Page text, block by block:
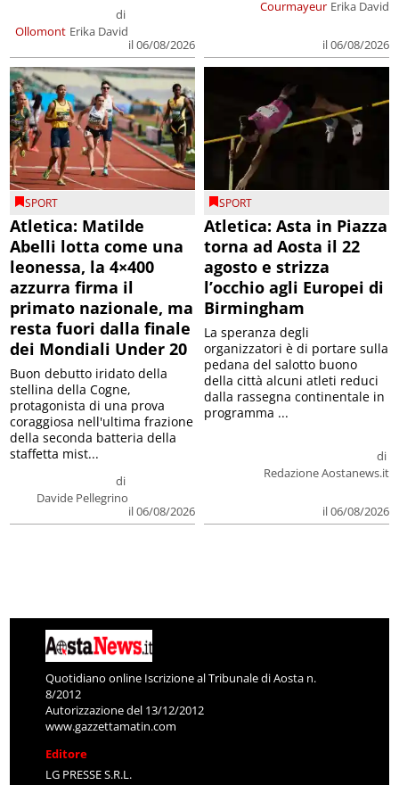
Ollomont
di
Erika David
il 06/08/2026
Courmayeur Erika David
il 06/08/2026
SPORT
Atletica: Matilde
Abelli lotta come una
leonessa, la 4×400
azzurra firma il
primato nazionale, ma
resta fuori dalla finale
dei Mondiali Under 20
di
Davide Pellegrino
il 06/08/2026
Buon debutto iridato della
stellina della Cogne,
protagonista di una prova
coraggiosa nell'ultima frazione
della seconda batteria della
staffetta mist...
SPORT
Atletica: Asta in Piazza
torna ad Aosta il 22
agosto e strizza
l’occhio agli Europei di
Birmingham
di
Redazione Aostanews.it
il 06/08/2026
La speranza degli
organizzatori è di portare sulla
pedana del salotto buono
della città alcuni atleti reduci
dalla rassegna continentale in
programma ...
Quotidiano online Iscrizione al Tribunale di Aosta n.
8/2012
Autorizzazione del 13/12/2012
www.gazzettamatin.com
Editore
LG PRESSE S.R.L.